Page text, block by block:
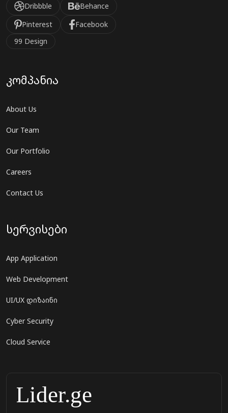
Dribbble
Behance
Pinterest
Facebook
99 Design
კომპანია
About Us
Our Team
Our Portfolio
Careers
Contact Us
სერვისები
App Application
Web Development
UI/UX დიზაინი
Cyber Security
Cloud Service